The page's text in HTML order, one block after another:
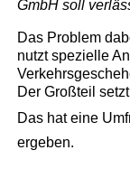
GmbH soll
Das Problem
nutzt spezielle
Der Großteil
Das hat eine
ergeben.